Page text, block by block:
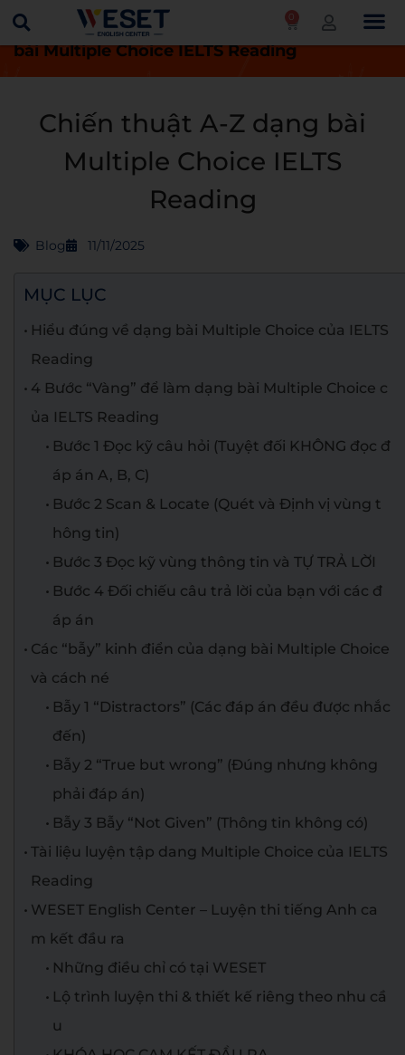
0
Trang chủ Blog
Chiến thuật A-Z dạng
bài Multiple Choice IELTS Reading
Chiến thuật A-Z dạng bài
Multiple Choice IELTS
Reading
Blog 11/11/2025
MỤC LỤC
Hiểu đúng về dạng bài Multiple Choice của IELTS
Reading
4 Bước “Vàng” để làm dạng bài Multiple Choice c
ủa IELTS Reading
Bước 1 Đọc kỹ câu hỏi (Tuyệt đối KHÔNG đọc đ
áp án A, B, C)
Bước 2 Scan & Locate (Quét và Định vị vùng t
hông tin)
Bước 3 Đọc kỹ vùng thông tin và TỰ TRẢ LỜI
Bước 4 Đối chiếu câu trả lời của bạn với các đ
áp án
Các “bẫy” kinh điển của dạng bài Multiple Choice
và cách né
Bẫy 1 “Distractors” (Các đáp án đều được nhắc
đến)
Bẫy 2 “True but wrong” (Đúng nhưng không
phải đáp án)
Bẫy 3 Bẫy “Not Given” (Thông tin không có)
Tài liệu luyện tập dang Multiple Choice của IELTS
Reading
WESET English Center – Luyện thi tiếng Anh ca
m kết đầu ra
Những điều chỉ có tại WESET
Lộ trình luyện thi & thiết kế riêng theo nhu cầ
u